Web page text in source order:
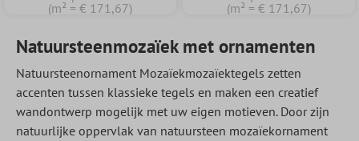
(m² = € 171,67)
(m² = € 171,67)
Natuursteenmozaïek met ornamenten
Natuursteenornament Mozaïekmozaïektegels zetten
accenten tussen klassieke tegels en maken een creatief
wandontwerp mogelijk met uw eigen motieven. Door zijn
natuurlijke oppervlak van natuursteen mozaïekornament